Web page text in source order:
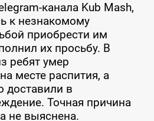
канала Kub Mash,
к незнакомому
приобрести им
их просьбу. В
ребят умер
месте распития, а
доставили в
Точная причина
не выяснена.